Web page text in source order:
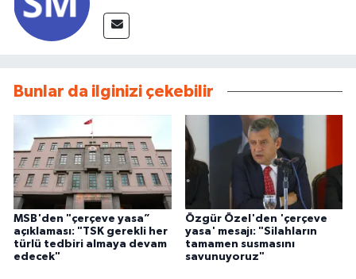
Bunlar da ilginizi çekebilir
MSB'den "çerçeve yasa”
açıklaması: "TSK gerekli her
türlü tedbiri almaya devam
edecek"
Özgür Özel'den 'çerçeve
yasa' mesajı: "Silahların
tamamen susmasını
savunuyoruz"